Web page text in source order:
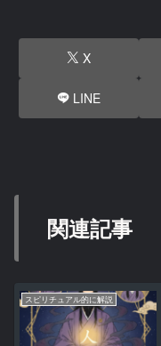
X
LINE
関連記事
スピリチュアル的に解説